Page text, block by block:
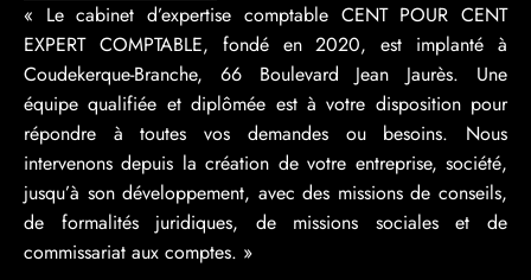
« Le cabinet d’expertise comptable CENT POUR CENT
EXPERT COMPTABLE, fondé en 2020, est implanté à
Coudekerque-Branche, 66 Boulevard Jean Jaurès. Une
équipe qualifiée et diplômée est à votre disposition pour
répondre à toutes vos demandes ou besoins. Nous
intervenons depuis la création de votre entreprise, société,
jusqu’à son développement, avec des missions de conseils,
de formalités juridiques, de missions sociales et de
commissariat aux comptes. »